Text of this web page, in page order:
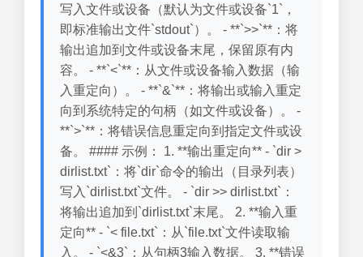
写入文件或设备（默认为文件或设备`1`，
即标准输出文件`stdout`）。 - **`>>`**：将
输出追加到文件或设备末尾，保留原有内
容。 - **`<`**：从文件或设备输入数据（输
入重定向）。 - **`&`**：将输出或输入重定
向到系统特定的句柄（如文件或设备）。 -
**`>`**：将错误信息重定向到指定文件或设
备。 #### 示例： 1. **输出重定向** - `dir >
dirlist.txt`：将`dir`命令的输出（目录列表）
写入`dirlist.txt`文件。 - `dir >> dirlist.txt`：
将输出追加到`dirlist.txt`末尾。 2. **输入重
定向** - `< file.txt`：从`file.txt`文件读取输
入。 - `<&3`：从句柄3输入数据。 3. **错误